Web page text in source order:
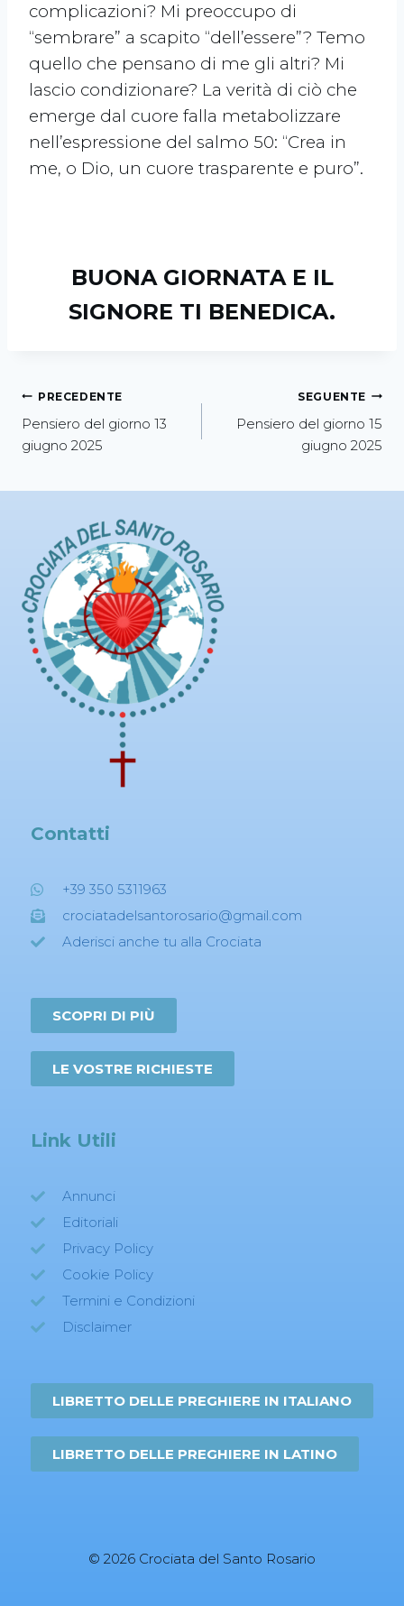
complicazioni? Mi preoccupo di
“sembrare” a scapito “dell’essere”? Temo
quello che pensano di me gli altri? Mi
lascio condizionare? La verità di ciò che
emerge dal cuore falla metabolizzare
nell’espressione del salmo 50: “Crea in
me, o Dio, un cuore trasparente e puro”.
BUONA GIORNATA E IL
SIGNORE TI BENEDICA.
PRECEDENTE
Pensiero del giorno 13
giugno 2025
SEGUENTE
Pensiero del giorno 15
giugno 2025
Contatti
+39 350 5311963
crociatadelsantorosario@gmail.com
Aderisci anche tu alla Crociata
SCOPRI DI PIÙ
LE VOSTRE RICHIESTE
Link Utili
Annunci
Editoriali
Privacy Policy
Cookie Policy
Termini e Condizioni
Disclaimer
LIBRETTO DELLE PREGHIERE IN ITALIANO
LIBRETTO DELLE PREGHIERE IN LATINO
© 2026 Crociata del Santo Rosario